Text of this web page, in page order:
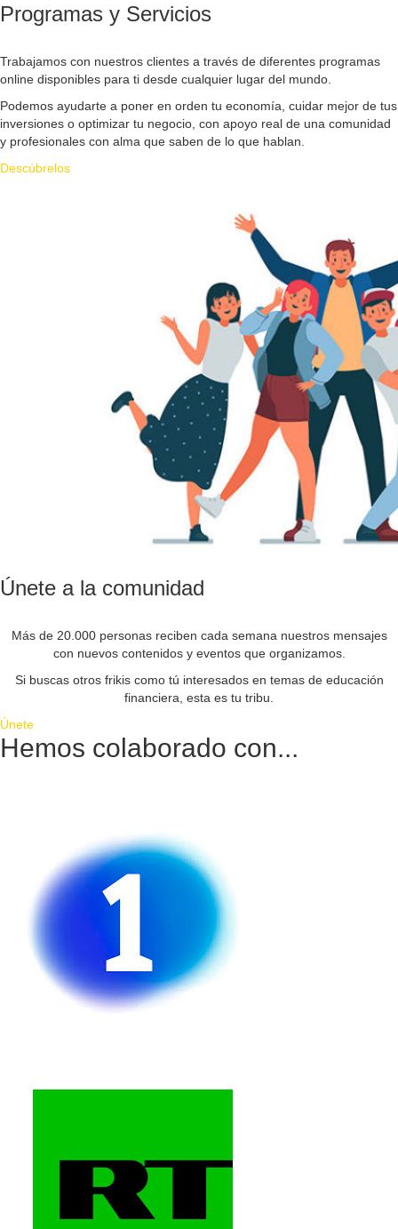
Programas y Servicios
Trabajamos con nuestros clientes a través de diferentes programas
online disponibles para ti desde cualquier lugar del mundo.
Podemos ayudarte a poner en orden tu economía, cuidar mejor de tus
inversiones o optimizar tu negocio, con apoyo real de una comunidad
y profesionales con alma que saben de lo que hablan.
Descúbrelos
Únete a la comunidad
Más de 20.000 personas reciben cada semana nuestros mensajes
con nuevos contenidos y eventos que organizamos.
Si buscas otros frikis como tú interesados en temas de educación
financiera, esta es tu tribu.
Únete
Hemos colaborado con...